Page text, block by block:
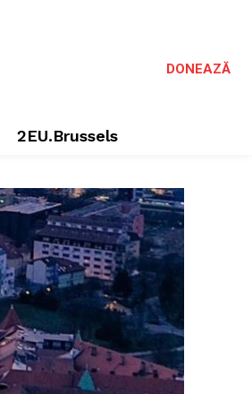
DONEAZĂ
2EU.Brussels